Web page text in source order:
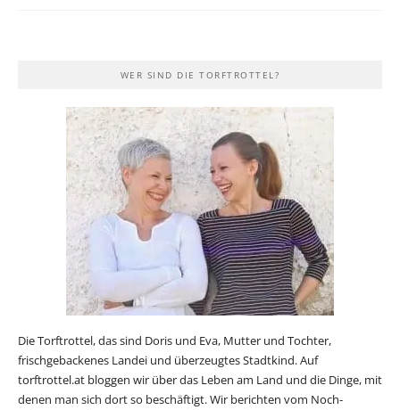
WER SIND DIE TORFTROTTEL?
Die Torftrottel, das sind Doris und Eva, Mutter und Tochter,
frischgebackenes Landei und überzeugtes Stadtkind. Auf
torftrottel.at bloggen wir über das Leben am Land und die Dinge, mit
denen man sich dort so beschäftigt. Wir berichten vom Noch-